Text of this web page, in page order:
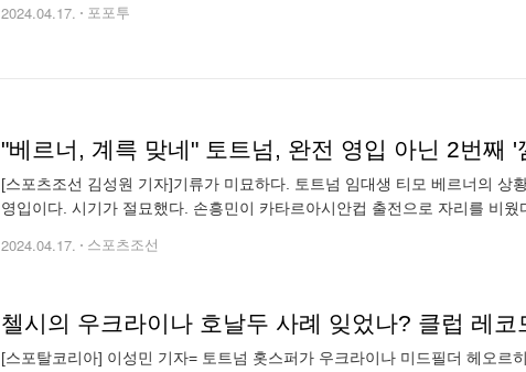
2024.04.17. 포포투
[스포츠조선 김성원 기자]기류가 미묘하다. 토트넘 임대생 티모 베르너의 상
영입이다. 시기가 절묘했다. 손흥민이 카타르아시안컵 출전으로 자리를 비
2024.04.17. 스포츠조선
[스포탈코리아] 이성민 기자= 토트넘 홋스퍼가 우크라이나 미드필더 헤오르